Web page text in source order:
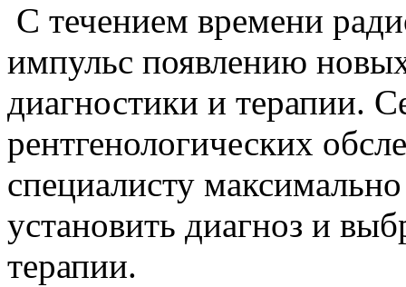
С течением времени
импульс появлению
диагностики и терапии.
рентгенологических
специалисту
установить диагноз и
терапии.